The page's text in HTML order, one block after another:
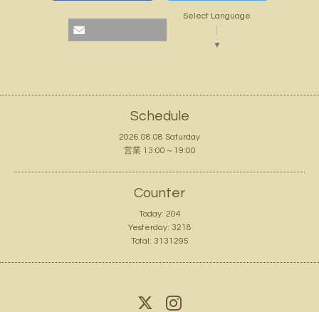
Select Language
▼
Schedule
2026.08.08 Saturday
営業 13:00～19:00
Counter
Today: 204
Yesterday: 3218
Total: 3131295